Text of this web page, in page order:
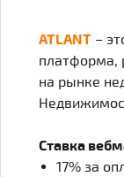
ATLANT–
платформа,
на рынке
Ставка
17% за